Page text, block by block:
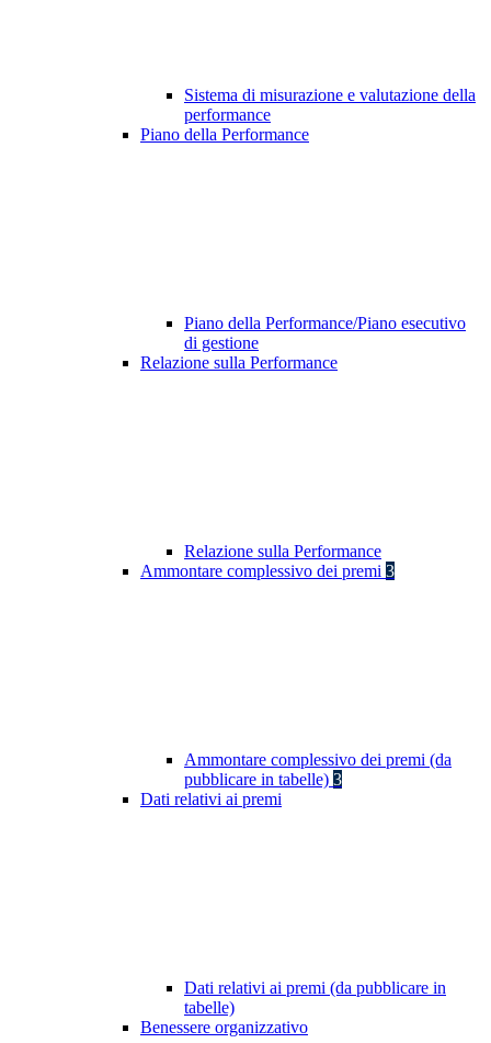
Sistema di misurazione e valutazione della
performance
Piano della Performance
Piano della Performance/Piano esecutivo
di gestione
Relazione sulla Performance
Relazione sulla Performance
Ammontare complessivo dei premi 3
Ammontare complessivo dei premi (da
pubblicare in tabelle) 3
Dati relativi ai premi
Dati relativi ai premi (da pubblicare in
tabelle)
Benessere organizzativo